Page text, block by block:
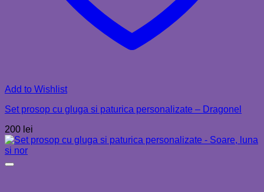
Add to Wishlist
Set prosop cu gluga si paturica personalizate – Dragonel
200 lei